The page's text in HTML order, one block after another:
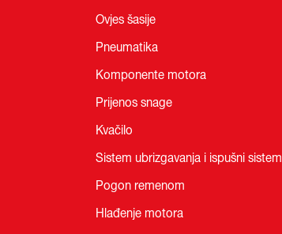
Ovjes šasije
Pneumatika
Komponente motora
Prijenos snage
Kvačilo
Sistem ubrizgavanja i ispušni sistem
Pogon remenom
Hlađenje motora